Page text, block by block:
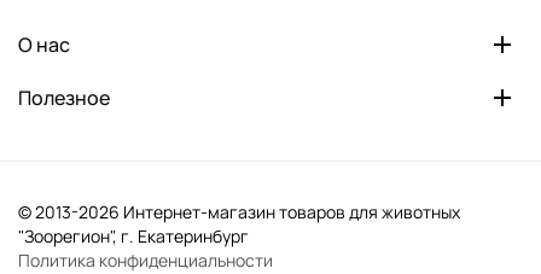
О нас
Полезное
© 2013-2026 Интернет-магазин товаров для животных
"Зоорегион", г. Екатеринбург
Политика конфиденциальности